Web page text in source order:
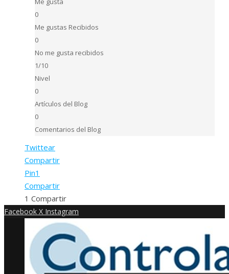
0
Me gustas Recibidos
0
No me gusta recibidos
1/10
Nivel
0
Artículos del Blog
0
Comentarios del Blog
Twittear
Compartir
Pin1
Compartir
1 Compartir
Facebook X Instagram